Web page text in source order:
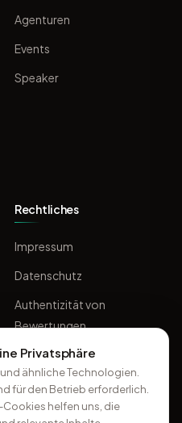
Agenturen
Events
Speaker
Rechtliches
Impressum
Datenschutz
Authentizität von
Bewertungen
AGB
Privatsphäre
ähnliche Technologien.
für den Betrieb erforderlich.
helfen uns, die